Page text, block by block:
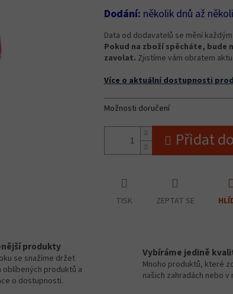
Dodání: několik dnů až
Data od dodavatelů se mění
Pokud na zboží spěcháte, bude
zavolat. Zjistíme vám obratem
Více o aktuální dostupnosti
Možnosti doručení
Přidat
TISK ZEPTAT SE
produkty
se snažíme držet
produktů a
o dostupnosti.
Vybíráme jedině
Mnoho produktů, které
našich zahradách nebo v